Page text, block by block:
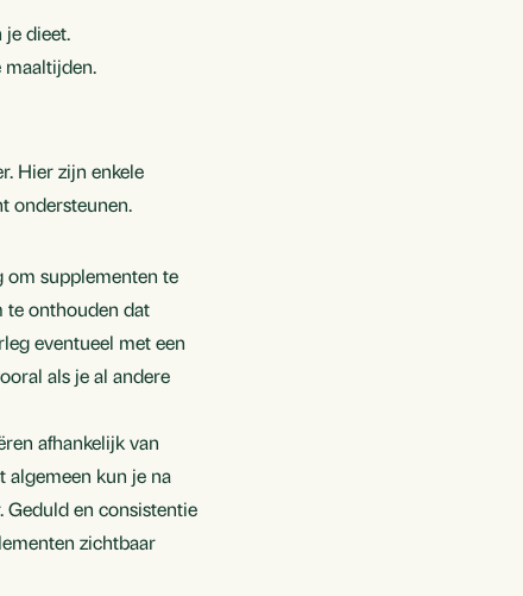
je dieet.
maaltijden.
Hier zijn enkele
ondersteunen.
om supplementen te
te onthouden dat
eventueel met een
als je al andere
afhankelijk van
algemeen kun je na
Geduld en consistentie
zichtbaar